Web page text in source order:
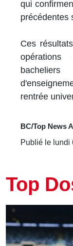
qui
précédentes
Ces
opérations
rentrée
BC/Top News
Publié le lundi
Top